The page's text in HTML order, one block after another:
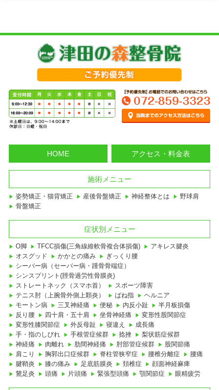
HOME アクセス・料金表
施術メニュー
姿勢矯正・猫背矯正 産後骨盤矯正 神経整体とは
野球肩
骨盤矯正
症状別メニュー
O脚 TFCC損傷(三角線維軟骨複合体損傷)
アキレス腱炎
オスグッド
かかとの痛み
ぎっくり腰
シーバー病（セーバー病・踵骨骨端症）
シンスプリント(脛骨過労性骨膜炎)
ストレートネック（スマホ首）
スポーツ障害
テニス肘（上腕骨外側上顆炎）
ばね指
ヘルニア
モートン病
三叉神経痛 便秘 内反小趾
半月板損傷
反り腰
四十肩・五十肩 坐骨神経痛
変形性股関節症
変形性膝関節症
外反母趾 寝違え
成長痛
手・指のしびれ
手根管症候群 捻挫
梨状筋症候群
神経痛
肉離れ 肋間神経痛 肘部管症候群
股関節痛
肩こり
胸郭出口症候群 脊柱管狭窄症 腰椎分離症
腰痛
腱鞘炎
膝の痛み 足底筋膜炎 頚椎症
顔面神経麻痺
鵞足炎
頭痛 片頭痛 緊張型頭痛 顎関節症 眼精疲労